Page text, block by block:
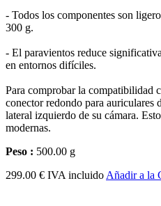
- Todos los componentes son
300 g.
- El paravientos reduce
en entornos difíciles.
Para comprobar la compatibilidad
conector redondo para auriculares
lateral izquierdo de su cámara.
modernas.
Peso : 500.00 g
299.00 € IVA incluido Añadir a la